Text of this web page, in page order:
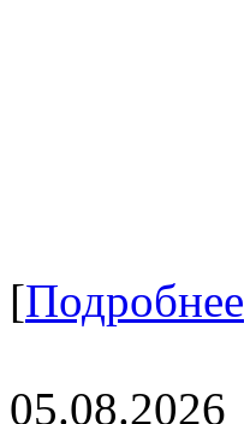
[Подробнее
05.08.2026